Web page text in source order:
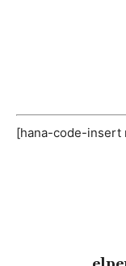
[hana-code-insert